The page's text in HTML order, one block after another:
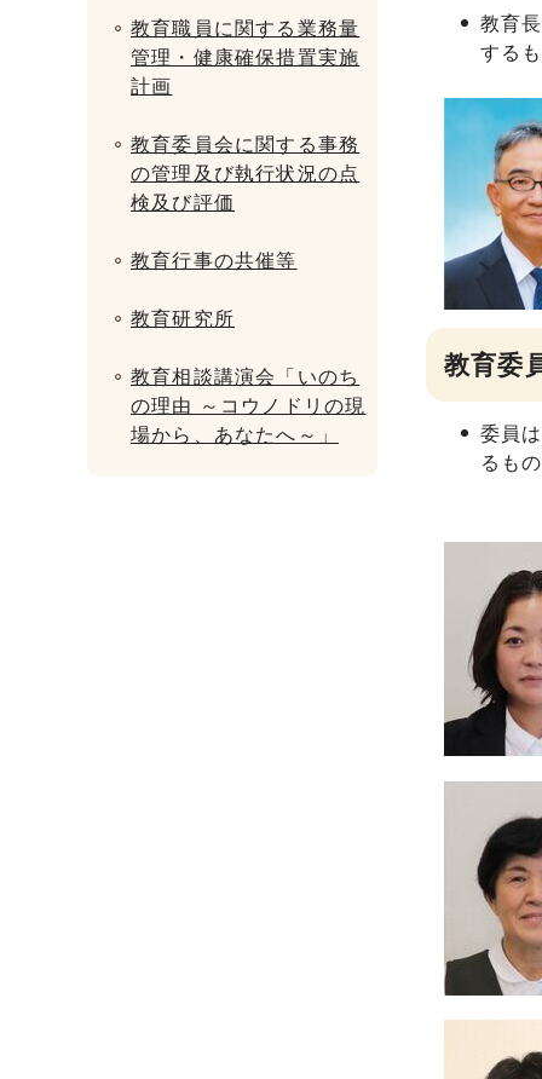
教育
する
教育委
委員
るも
教育職員に関する業務量
管理・健康確保措置実施
計画
教育委員会に関する事務
の管理及び執行状況の点
検及び評価
教育行事の共催等
教育研究所
教育相談講演会「いのち
の理由 ～コウノドリの現
場から、あなたへ～」